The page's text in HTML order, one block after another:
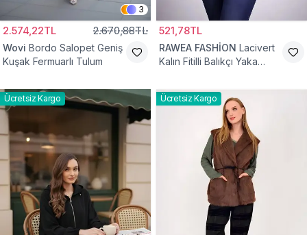
3
2.574,22TL 2.670,88TL
Wovi Bordo Salopet Geniş
Kuşak Fermuarlı Tulum
521,78TL
RAWEA FASHİON Lacivert
Kalın Fitilli Balıkçı Yaka
Ücretsiz Kargo Ücretsiz Kargo